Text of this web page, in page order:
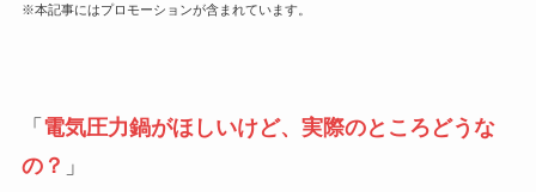
※本記事にはプロモーションが含まれています。
「 電気圧力鍋がほしいけど、実際のところどうな
の？ 」